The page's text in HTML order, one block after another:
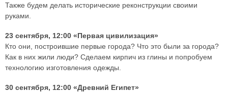
Также будем делать исторические реконструкции своими
руками.
23 сентября, 12:00 «Первая цивилизация»
Кто они, построившие первые города? Что это были за города?
Как в них жили люди? Сделаем кирпич из глины и попробуем
технологию изготовления одежды.
30 сентября, 12:00 «Древний Египет»